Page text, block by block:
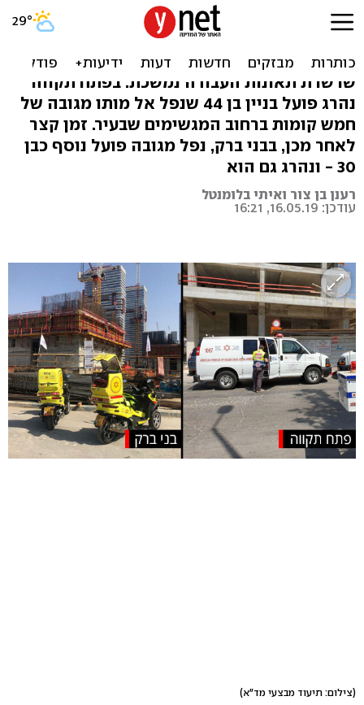
שני אסונות ביום: שני פועלים
נפלו מגובה ונהרגו
שרשרת תאונות העבודה נמשכת: בפתח תקווה
נהרג פועל בניין בן 44 שנפל אל מותו מגובה של
חמש קומות ברחוב המגשימים שבעיר. זמן קצר
לאחר מכן, בבני ברק, נפל מגובה פועל נוסף כבן
30 - ונהרג גם הוא
רענן בן צור ואיתי בלומנטל
עודכן: 16.05.19, 16:21
(צילום: תיעוד מבצעי מד"א)